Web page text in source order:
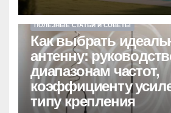
ПОЛЕЗНЫЕ СТАТЬИ И СОВЕТЫ
Как выбрать
антенну:
диапазонам частот,
коэффициенту
типу крепления